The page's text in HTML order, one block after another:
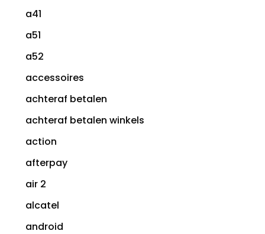
a41
a51
a52
accessoires
achteraf betalen
achteraf betalen winkels
action
afterpay
air 2
alcatel
android